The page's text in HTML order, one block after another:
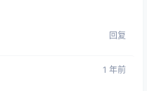
回复
1 年前